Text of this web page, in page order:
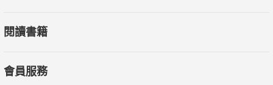
閱讀書籍
會員服務